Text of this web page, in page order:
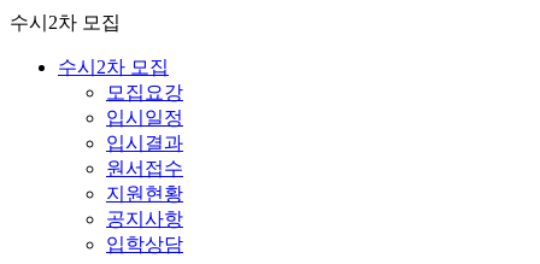
수시2차 모집
수시2차 모집
모집요강
입시일정
입시결과
원서접수
지원현황
공지사항
입학상담